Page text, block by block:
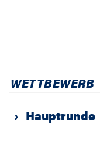
WETTBEWERB
› Hauptrunde